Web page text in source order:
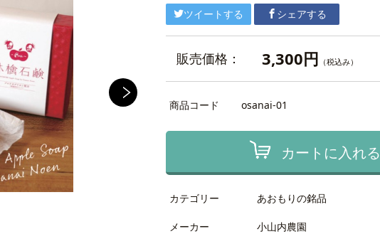
ツイートする シェアする
販売価格： 3,300円 （税込み）
商品コード osanai-01
カートに入れる
カテゴリー あおもりの銘品
メーカー 小山内農園